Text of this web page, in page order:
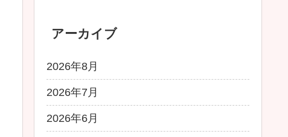
アーカイブ
2026年8月
2026年7月
2026年6月